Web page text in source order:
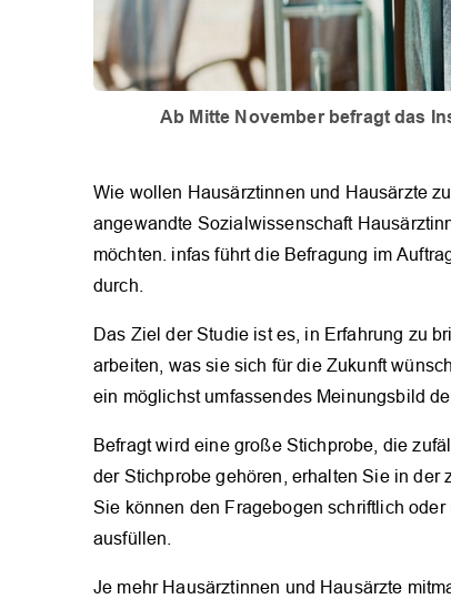
Ab Mitte November befragt das
Wie wollen Hausärztinnen und Hausärzte
angewandte Sozialwissenschaft
möchten. infas führt die Befragung im
durch.
Das Ziel der Studie ist es, in Erfahrung zu
arbeiten, was sie sich für die Zukunft
ein möglichst umfassendes Meinungsbild
Befragt wird eine große Stichprobe, die
der Stichprobe gehören, erhalten Sie in der
Sie können den Fragebogen schriftlich
ausfüllen.
Je mehr Hausärztinnen und Hausärzte